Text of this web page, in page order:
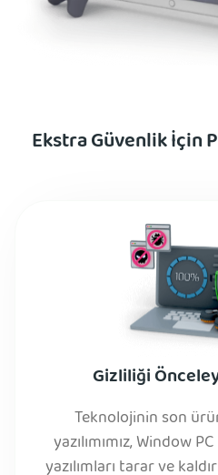
Ekstra Güvenlik İçin
Gizliliği
Teknolojinin son
yazılımımız, Window
yazılımları tarar ve